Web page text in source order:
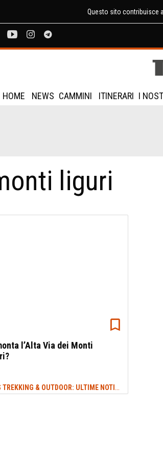
Questo sito contribuisce
HOME NEWS CAMMINI ITINERARI I
liguri
l’Alta Via dei Monti
NEWS TREKKING & OUTDOOR: ULTIME NOTIZIE